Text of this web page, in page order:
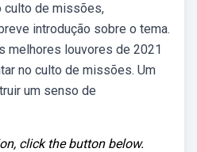
culto de missões,
introdução sobre o tema.
melhores louvores de 2021
no culto de missões. Um
um senso de
click the button below.